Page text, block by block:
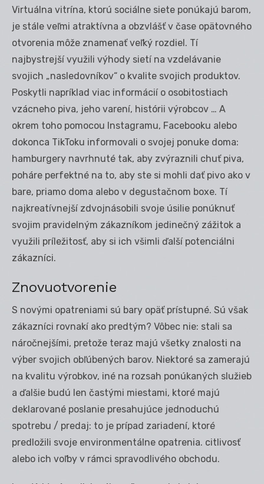
Virtuálna vitrína, ktorú sociálne siete ponúkajú barom,
je stále veľmi atraktívna a obzvlášť v čase opätovného
otvorenia môže znamenať veľký rozdiel. Tí
najbystrejší využili výhody sietí na vzdelávanie
svojich „nasledovníkov“ o kvalite svojich produktov.
Poskytli napríklad viac informácií o osobitostiach
vzácneho piva, jeho varení, histórii výrobcov … A
okrem toho pomocou Instagramu, Facebooku alebo
dokonca TikToku informovali o svojej ponuke doma:
hamburgery navrhnuté tak, aby zvýraznili chuť piva,
poháre perfektné na to, aby ste si mohli dať pivo ako v
bare, priamo doma alebo v degustačnom boxe. Tí
najkreatívnejší zdvojnásobili svoje úsilie ponúknuť
svojim pravidelným zákazníkom jedinečný zážitok a
využili príležitosť, aby si ich všimli ďalší potenciálni
zákazníci.
Znovuotvorenie
S novými opatreniami sú bary opäť prístupné. Sú však
zákazníci rovnakí ako predtým? Vôbec nie: stali sa
náročnejšími, pretože teraz majú všetky znalosti na
výber svojich obľúbených barov. Niektoré sa zamerajú
na kvalitu výrobkov, iné na rozsah ponúkaných služieb
a ďalšie budú len častými miestami, ktoré majú
deklarované poslanie presahujúce jednoduchú
spotrebu / predaj: to je prípad zariadení, ktoré
predložili svoje environmentálne opatrenia. citlivosť
alebo ich voľby v rámci spravodlivého obchodu.